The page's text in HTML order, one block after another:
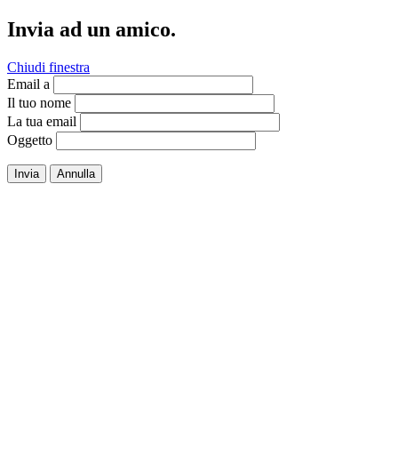
Invia ad un amico.
Chiudi finestra
Email a
Il tuo nome
La tua email
Oggetto
Invia Annulla